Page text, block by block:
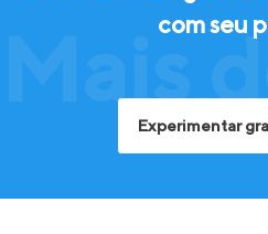
Mais
com seu
Experimentar